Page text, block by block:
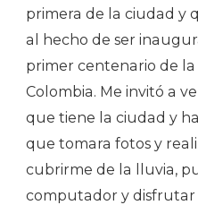
primera de la ciudad y
al hecho de ser
primer centenario de
Colombia. Me invitó a
que tiene la ciudad y
que tomara fotos y
cubrirme de la lluvia,
computador y